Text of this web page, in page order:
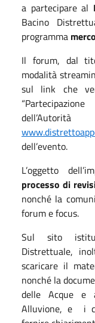
a partecipare al
Bacino
programma
Il forum, dal
modalità
sul link che
dell’evento.
L’oggetto
processo di
nonché la
forum e focus.
Sul sito
Distrettuale,
scaricare il
nonché la
delle Acque e
Alluvione, e
i